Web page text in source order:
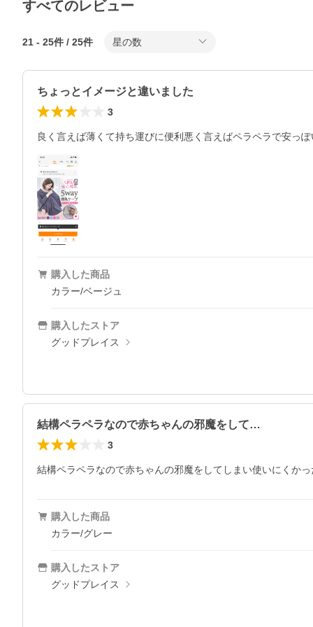
すべてのレビュー
21 - 25件 / 25件 星の数
ちょっとイメージと違いました
3
良く言えば薄くて持ち運びに便利悪く言えばペラペラで安っ
購入した商品
カラー/ベージュ
購入したストア
グッドプレイス
結構ペラペラなので赤ちゃんの邪魔をして…
3
結構ペラペラなので赤ちゃんの邪魔をしてしまい使いにくか
購入した商品
カラー/グレー
購入したストア
グッドプレイス